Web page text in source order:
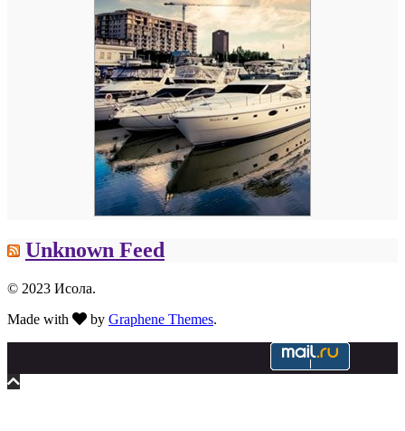
Unknown Feed
© 2023 Исола.
Made with
by Graphene Themes.